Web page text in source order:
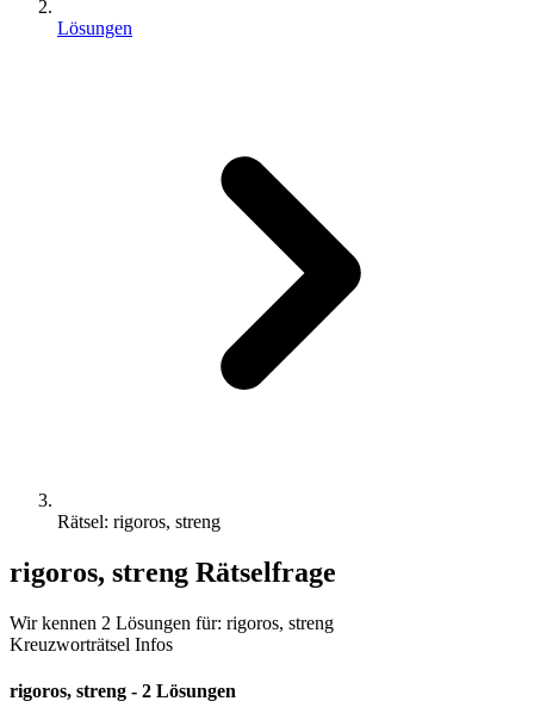
Lösungen
Rätsel: rigoros, streng
rigoros, streng Rätselfrage
Wir kennen 2 Lösungen für: rigoros, streng
Kreuzworträtsel Infos
rigoros, streng - 2 Lösungen